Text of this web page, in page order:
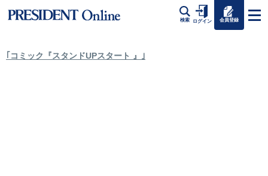
検索 ログイン 会員登録
｢コミック『スタンドUPスタート 』｣